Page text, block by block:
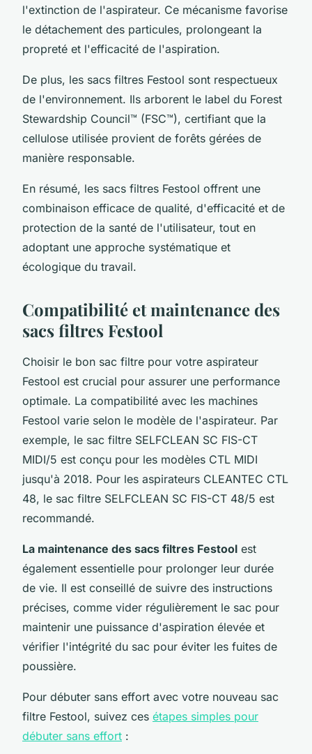
l'extinction de l'aspirateur. Ce mécanisme favorise
le détachement des particules, prolongeant la
propreté et l'efficacité de l'aspiration.
De plus, les sacs filtres Festool sont respectueux
de l'environnement. Ils arborent le label du Forest
Stewardship Council™ (FSC™), certifiant que la
cellulose utilisée provient de forêts gérées de
manière responsable.
En résumé, les sacs filtres Festool offrent une
combinaison efficace de qualité, d'efficacité et de
protection de la santé de l'utilisateur, tout en
adoptant une approche systématique et
écologique du travail.
Compatibilité et maintenance des
sacs filtres Festool
Choisir le bon sac filtre pour votre aspirateur
Festool est crucial pour assurer une performance
optimale. La compatibilité avec les machines
Festool varie selon le modèle de l'aspirateur. Par
exemple, le sac filtre SELFCLEAN SC FIS-CT
MIDI/5 est conçu pour les modèles CTL MIDI
jusqu'à 2018. Pour les aspirateurs CLEANTEC CTL
48, le sac filtre SELFCLEAN SC FIS-CT 48/5 est
recommandé.
La maintenance des sacs filtres Festool est
également essentielle pour prolonger leur durée
de vie. Il est conseillé de suivre des instructions
précises, comme vider régulièrement le sac pour
maintenir une puissance d'aspiration élevée et
vérifier l'intégrité du sac pour éviter les fuites de
poussière.
Pour débuter sans effort avec votre nouveau sac
filtre Festool, suivez ces étapes simples pour
débuter sans effort :